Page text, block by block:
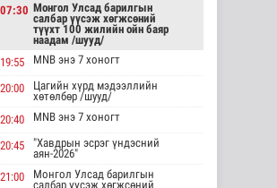
Шатахуун дамлан
борлуулсан 2
зөрчлийг илрүүлэн
Нийгэм
19 цаг 39 минутын өмнө
Анхаарал сэрэмжээ
байдлаа ха..
07:30 Монгол Улсад барилгын
салбар үүсэж хөгжсөний
түүхт 100 жилийн ойн баяр
наадам /шууд/
19:55
MNB энэ 7 хоногт
20:00
Цагийн хүрд мэдээллийн
хөтөлбөр /шууд/
20:40
MNB энэ 7 хоногт
20:45
"Хавдрын эсрэг үндэсний
аян-2026"
21:00
Монгол Улсад барилгын
салбар үүсэж хөгжсөний